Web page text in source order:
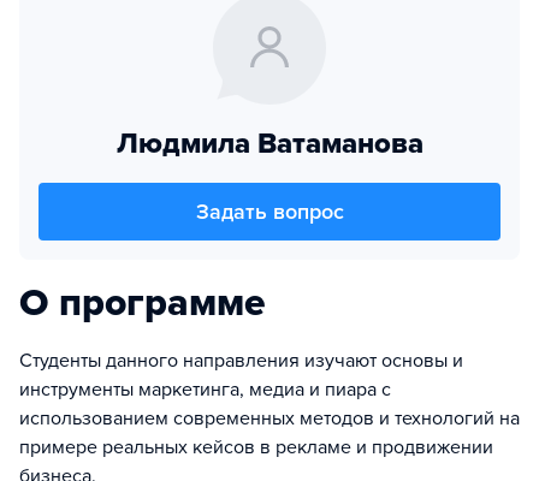
Людмила Ватаманова
Задать вопрос
О программе
Студенты данного направления изучают основы и
инструменты маркетинга, медиа и пиара с
использованием современных методов и технологий на
примере реальных кейсов в рекламе и продвижении
бизнеса.